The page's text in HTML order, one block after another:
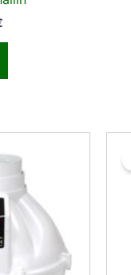
hinta
on:
172,42 €.